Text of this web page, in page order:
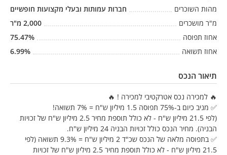
מהות השוכרים
חברות עמותות ובעלי מקצועות חופשיים
מ"ר מושכרים
2,000 מ"ר
אחוז תפוסה
75.47%
אחוז תשואה
6.99%
תיאור הנכס
🔥 למכירה נכס אטרקטיבי למכירה ! 🔥
✅ מניב כיום ב-75% תפוסה 1.5 מיליון ש"ח = 7% תשואה!
(לפי 21.5 מיליון ש"ח - לא כולל תוספת מחיר 2.5 מיליון ש"ח של זכויות
הבניה). מחיר הנכס כולל זכויות הבניה 24 מיליון ש"ח.
✅ בתפוסה מלאה של הנכס שכ"ד 2 מיליון ש"ח = 9.3% תשואה (לפי
21.5 מיליון ש"ח - לא כולל תוספת מחיר 2.5 מיליון ש"ח של זכויות